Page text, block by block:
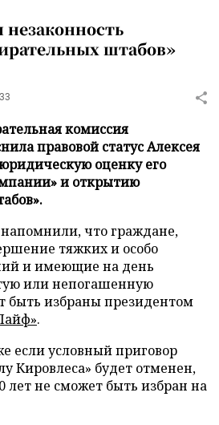
штабов»
33
комиссия
правовой статус Алексея
оценку его
и открытию
что граждане,
тяжких и особо
и имеющие на день
или непогашенную
быть избраны президентом
.
если условный приговор
Кировлеса» будет отменен,
лет не сможет быть избран на